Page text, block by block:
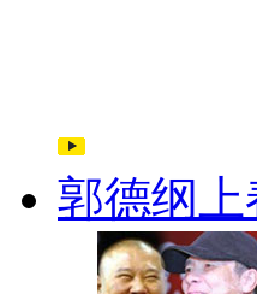
郭德纲